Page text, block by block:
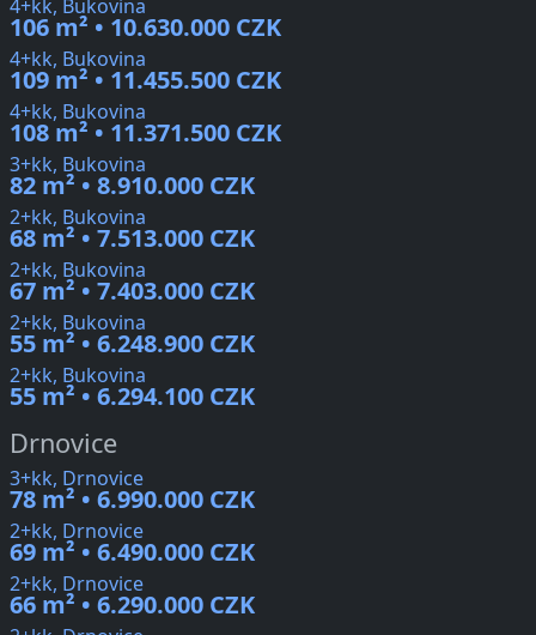
4+kk, Bukovina
106 m² • 10.630.000 CZK
4+kk, Bukovina
109 m² • 11.455.500 CZK
4+kk, Bukovina
108 m² • 11.371.500 CZK
3+kk, Bukovina
82 m² • 8.910.000 CZK
2+kk, Bukovina
68 m² • 7.513.000 CZK
2+kk, Bukovina
67 m² • 7.403.000 CZK
2+kk, Bukovina
55 m² • 6.248.900 CZK
2+kk, Bukovina
55 m² • 6.294.100 CZK
Drnovice
3+kk, Drnovice
78 m² • 6.990.000 CZK
2+kk, Drnovice
69 m² • 6.490.000 CZK
2+kk, Drnovice
66 m² • 6.290.000 CZK